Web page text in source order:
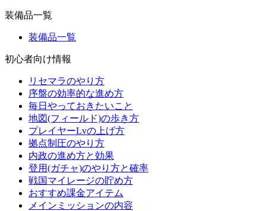
装備品一覧
装備品一覧
初心者向け情報
リセマラのやり方
序盤の効率的な進め方
毎日やっておきたいこと
地図(フィールド)の歩き方
プレイヤーLvの上げ方
拠点制圧のやり方
内政の進め方と効果
登用(ガチャ)のやり方と確率
戦国マイレージの貯め方
おすすめ課金アイテム
メインミッションの内容